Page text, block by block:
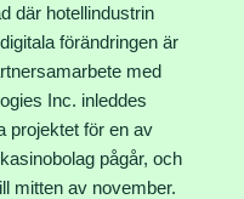
där hotellindustrin
förändringen är
med
Inc. inleddes
projektet för en av
pågår, och
mitten av november.